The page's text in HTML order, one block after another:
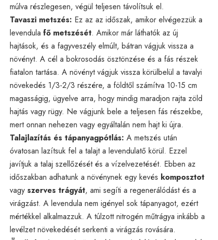
múlva részlegesen, végül teljesen távolítsuk el.
Tavaszi metszés: Ez az az időszak, amikor elvégezzük a
levendula fő metszését. Amikor már láthatók az új
hajtások, és a fagyveszély elmúlt, bátran vágjuk vissza a
növényt. A cél a bokrosodás ösztönzése és a fás részek
fiatalon tartása. A növényt vágjuk vissza körülbelül a tavalyi
növekedés 1/3-2/3 részére, a földtől számítva 10-15 cm
magasságig, ügyelve arra, hogy mindig maradjon rajta zöld
hajtás vagy rügy. Ne vágjunk bele a teljesen fás részekbe,
mert onnan nehezen vagy egyáltalán nem hajt ki újra.
Talajlazítás és tápanyagpótlás: A metszés után
óvatosan lazítsuk fel a talajt a levendulatő körül. Ezzel
javítjuk a talaj szellőzését és a vízelvezetését. Ebben az
időszakban adhatunk a növénynek egy kevés komposztot
vagy szerves trágyát, ami segíti a regenerálódást és a
virágzást. A levendula nem igényel sok tápanyagot, ezért
mértékkel alkalmazzuk. A túlzott nitrogén műtrágya inkább a
levélzet növekedését serkenti a virágzás rovására.